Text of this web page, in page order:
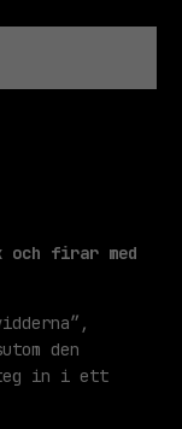
och firar med
den
in i ett